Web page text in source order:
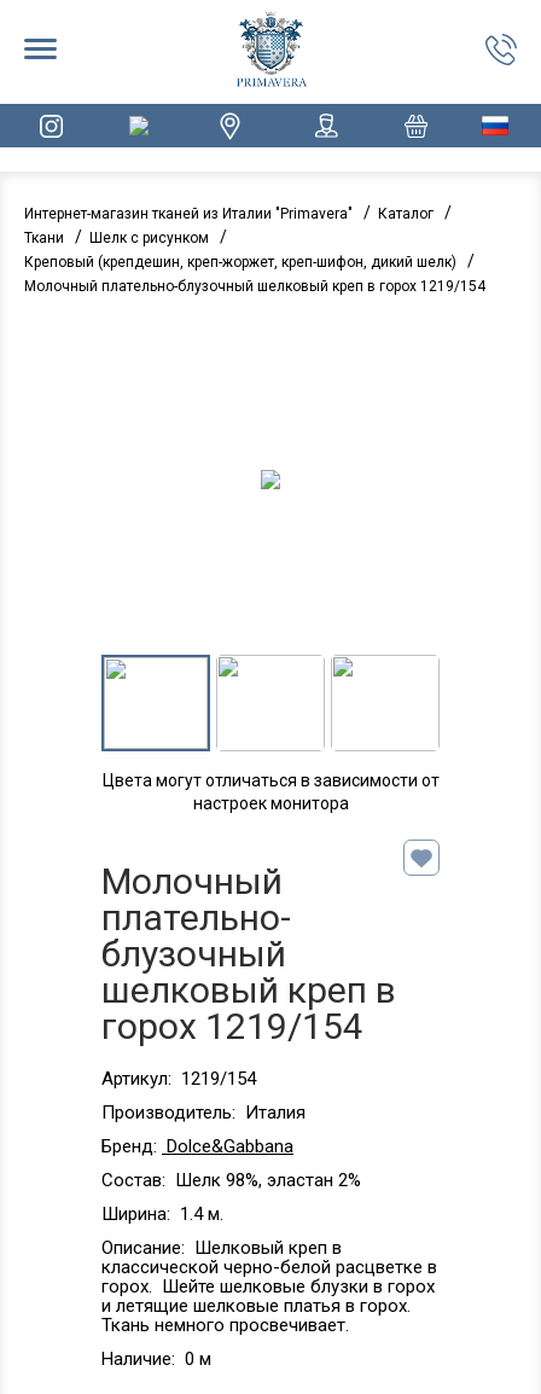
Интернет-магазин тканей из Италии "Primavera" / Каталог /
Ткани / Шелк с рисунком /
Креповый (крепдешин, креп-жоржет, креп-шифон, дикий шелк) /
Молочный плательно-блузочный шелковый креп в горох 1219/154
Цвета могут отличаться в зависимости от
настроек монитора
Молочный
плательно-
блузочный
шелковый креп в
горох 1219/154
Артикул: 1219/154
Производитель: Италия
Бренд: Dolce&Gabbana
Состав: Шелк 98%, эластан 2%
Ширина: 1.4 м.
Описание: Шелковый креп в
классической черно-белой расцветке в
горох. Шейте шелковые блузки в горох
и летящие шелковые платья в горох.
Ткань немного просвечивает.
Наличие: 0 м